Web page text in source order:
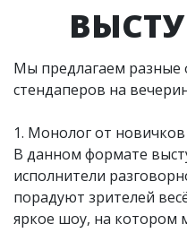
Мы предлагаем
стендаперов на
1. Монолог от новичков
В данном формате
исполнители
порадуют зрителей
яркое шоу, на котором